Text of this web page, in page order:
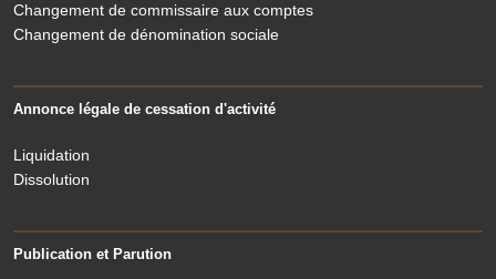
Changement de commissaire aux comptes
Changement de dénomination sociale
Annonce légale de cessation d'activité
Liquidation
Dissolution
Publication et Parution